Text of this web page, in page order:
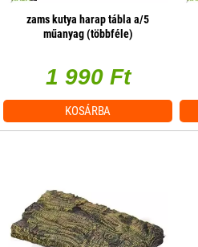
zams kutya harap tábla a/5
műanyag (többféle)
1 990 Ft
KOSÁRBA